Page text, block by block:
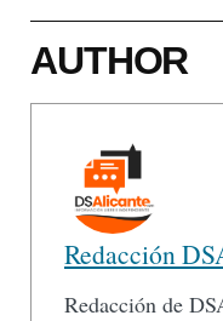
AUTHOR
Redacción
Redacción de